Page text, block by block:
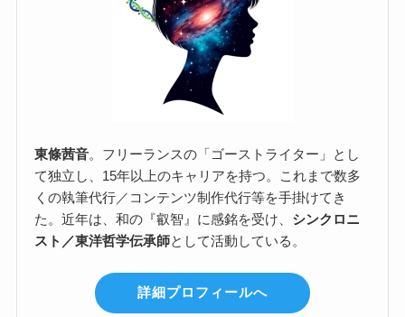
東條茜音。フリーランスの「ゴーストライター」とし
て独立し、15年以上のキャリアを持つ。これまで数多
くの執筆代行／コンテンツ制作代行等を手掛けてき
た。近年は、和の『叡智』に感銘を受け、 シンクロニ
スト／東洋哲学伝承師として活動している。
詳細プロフィールへ